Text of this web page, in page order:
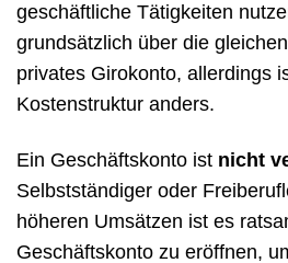
geschäftliche Tätigkeiten
grundsätzlich über die
privates Girokonto, allerdings
Kostenstruktur anders.
Ein Geschäftskonto ist nicht
Selbstständiger oder
höheren Umsätzen ist es
Geschäftskonto zu eröffnen,